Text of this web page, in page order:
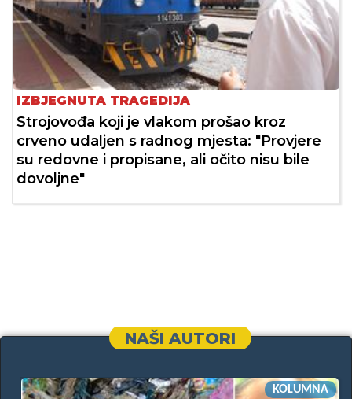
IZBJEGNUTA TRAGEDIJA
Strojovođa koji je vlakom prošao kroz
crveno udaljen s radnog mjesta: "Provjere
su redovne i propisane, ali očito nisu bile
dovoljne"
NAŠI AUTORI
KOLUMNA